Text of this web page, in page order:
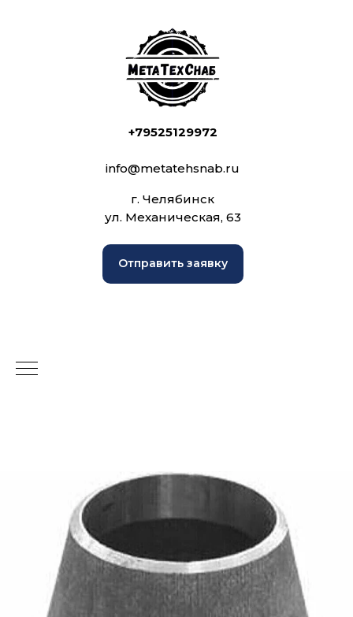
+79525129972
info@metatehsnab.ru
г. Челябинск
ул. Механическая, 63
Отправить заявку